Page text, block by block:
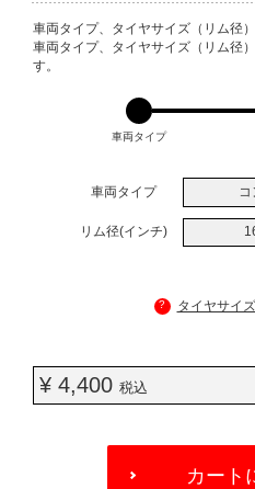
VARIATIONS
車両タイプ、タイヤサイズ（リム径
車両タイプ、タイヤサイズ（リム径
す。
車両タイプ
車両タイプ コ
リム径(インチ)
? タイヤサイ
¥ 4,400 税込
カート